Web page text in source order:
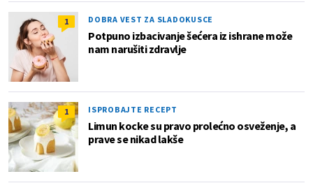
1 DOBRA VEST ZA SLADOKUSCE
Potpuno izbacivanje šećera iz ishrane može
nam narušiti zdravlje
1 ISPROBAJTE RECEPT
Limun kocke su pravo prolećno osveženje, a
prave se nikad lakše